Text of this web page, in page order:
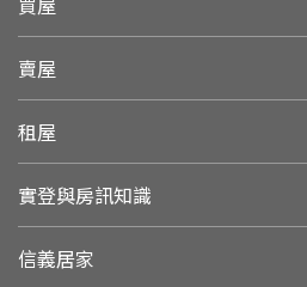
賣屋
租屋
實登與房訊知識
信義居家